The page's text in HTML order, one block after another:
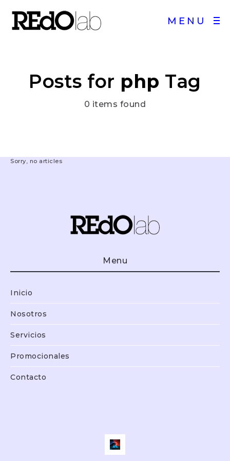
MENU
Posts for php Tag
0 items found
Sorry, no articles
Menu
Inicio
Nosotros
Servicios
Promocionales
Contacto